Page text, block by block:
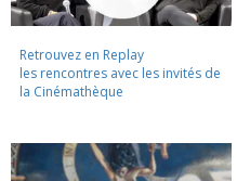
Retrouvez en Replay
les rencontres avec les invités de
la Cinémathèque